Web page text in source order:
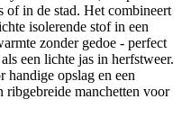
of in de stad. Het combineert
isolerende stof in een
zonder gedoe - perfect
een lichte jas in herfstweer.
handige opslag en een
ribgebreide manchetten voor